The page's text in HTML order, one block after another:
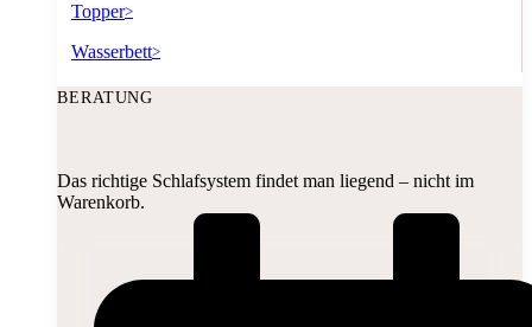
Topper>
Wasserbett>
BERATUNG
Das richtige Schlafsystem findet man liegend – nicht im
Warenkorb.